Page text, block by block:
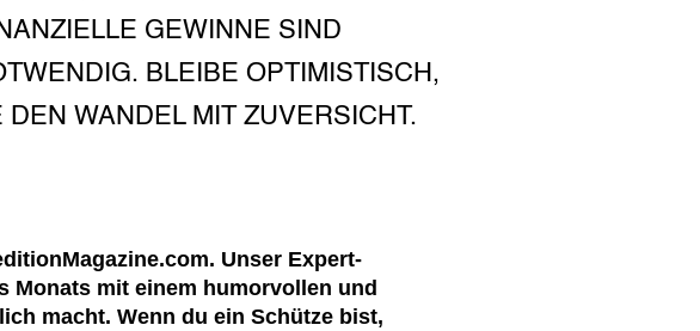
GEWINNE SIND
BLEIBE OPTIMISTISCH,
WANDEL MIT ZUVERSICHT.
Unser Expert-
Monats mit einem humorvollen und
macht. Wenn du ein Schütze bist,